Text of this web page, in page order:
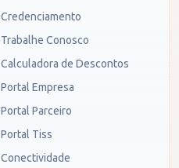
Credenciamento
Trabalhe Conosco
Calculadora de Descontos
Portal Empresa
Portal Parceiro
Portal Tiss
Conectividade